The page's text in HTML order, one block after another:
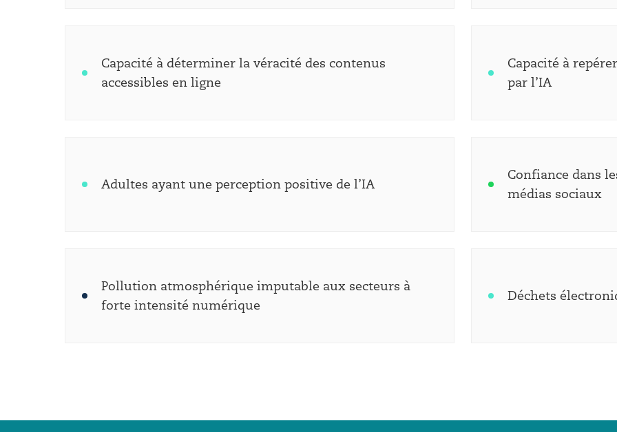
Capacité à déterminer la véracité des contenus
accessibles en ligne
Capacité à
par l’IA
Adultes ayant une perception positive de l’IA
Confiance dans
médias sociaux
Pollution atmosphérique imputable aux secteurs à
forte intensité numérique
Déchets